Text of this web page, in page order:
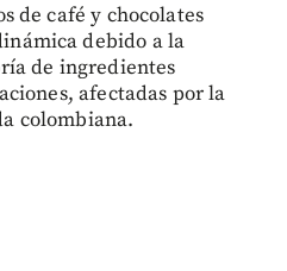
de café y chocolates
debido a la
de ingredientes
afectadas por la
colombiana.